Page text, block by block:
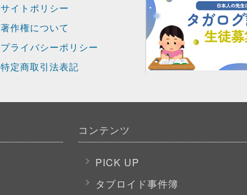
サイトポリシー
著作権について
プライバシーポリシー
特定商取引法表記
コンテンツ
PICK UP
タブロイド事件簿